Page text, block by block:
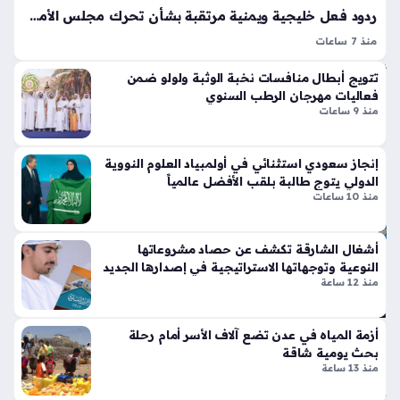
تين
نتا
ج
ي
تي
وبر
سب
ورت
تك
سر
قوا
عد
الت
ص
مي
م
ص
ح
ي
منذ
عة
واح
دة
ال
س
عو
دي
ة
ض
ردود فعل خليجية ويمنية مرتقبة بشأن تحرك مجلس الأمن ضد تصعيد الحوثيين
منذ 7 ساعات
أدان فيه هجمات الحوثيين ضد السعودية والسفن التجارية، وهو
موقف يمثل جوهر ردود الفعل الإقليمية على {الكلمة المفتاحية}
تتويج أبطال منافسات نخبة الوثبة ولولو ضمن
فعاليات مهرجان الرطب السنوي
منذ 9 ساعات
إنجاز سعودي استثنائي في أولمبياد العلوم النووية
الدولي يتوج طالبة بلقب الأفضل عالمياً
منذ 10 ساعات
أشغال الشارقة تكشف عن حصاد مشروعاتها
النوعية وتوجهاتها الاستراتيجية في إصدارها الجديد
منذ 12 ساعة
أزمة المياه في عدن تضع آلاف الأسر أمام رحلة
بحث يومية شاقة
منذ 13 ساعة